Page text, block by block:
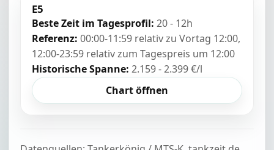
E5
Beste Zeit im Tagesprofil: 20 - 12h
Referenz: 00:00-11:59 relativ zu Vortag 12:00,
12:00-23:59 relativ zum Tagespreis um 12:00
Historische Spanne: 2.159 - 2.399 €/l
Chart öffnen